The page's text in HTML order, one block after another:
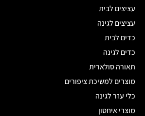
עציצים לבית
עציצים לגינה
כדים לבית
כדים לגינה
תאורה סולארית
מוצרים למשיכת ציפורים
כלי עזר לגינה
מוצרי איחסון